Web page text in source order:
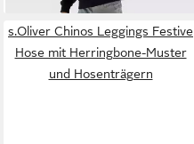
s.Oliver Chinos Leggings Festive
Hose mit Herringbone-Muster
und Hosenträgern